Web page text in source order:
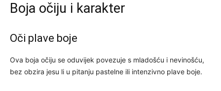
Boja očiju i karakter
Oči plave boje
Ova boja očiju se oduvijek povezuje s mladošću i nevinošću,
bez obzira jesu li u pitanju pastelne ili intenzivno plave boje.